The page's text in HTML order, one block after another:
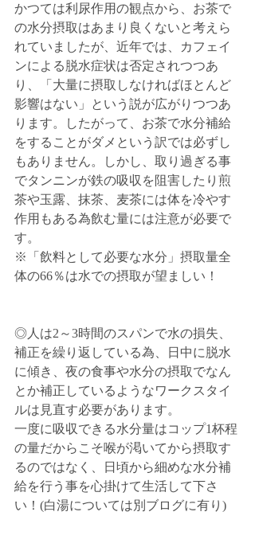
かつては利尿作用の観点から、お茶で
の水分摂取はあまり良くないと考えら
れていましたが、近年では、カフェイ
ンによる脱水症状は否定されつつあ
り、「大量に摂取しなければほとんど
影響はない」という説が広がりつつあ
ります。したがって、お茶で水分補給
をすることがダメという訳では必ずし
もありません。しかし、取り過ぎる事
でタンニンが鉄の吸収を阻害したり煎
茶や玉露、抹茶、麦茶には体を冷やす
作用もある為飲む量には注意が必要で
す。
※「飲料として必要な水分」摂取量全
体の66％は水での摂取が望ましい！
◎人は2～3時間のスパンで水の損失、
補正を繰り返している為、日中に脱水
に傾き、夜の食事や水分の摂取でなん
とか補正しているようなワークスタイ
ルは見直す必要があります。
一度に吸収できる水分量はコップ1杯程
の量だからこそ喉が渇いてから摂取す
るのではなく、日頃から細めな水分補
給を行う事を心掛けて生活して下さ
い！(白湯については別ブログに有り)